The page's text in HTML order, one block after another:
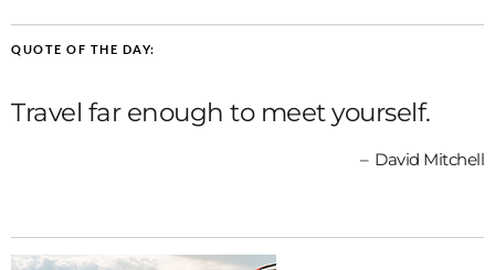
QUOTE OF THE DAY:
Travel far enough to meet yourself.
David Mitchell